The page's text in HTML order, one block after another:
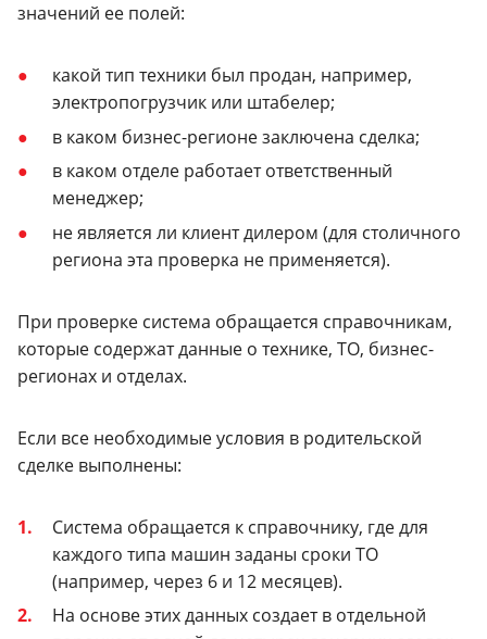
значений ее полей:
какой тип техники был продан, например,
электропогрузчик или штабелер;
в каком бизнес-регионе заключена сделка;
в каком отделе работает ответственный
менеджер;
не является ли клиент дилером (для столичного
региона эта проверка не применяется).
При проверке система обращается справочникам,
которые содержат данные о технике, ТО, бизнес-
регионах и отделах.
Если все необходимые условия в родительской
сделке выполнены:
Система обращается к справочнику, где для
каждого типа машин заданы сроки ТО
(например, через 6 и 12 месяцев).
На основе этих данных создает в отдельной